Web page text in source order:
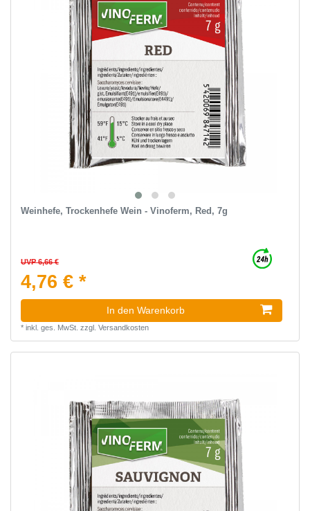
Weinhefe, Trockenhefe Wein - Vinoferm, Red, 7g
UVP 6,66 €
4,76 € *
In den Warenkorb
* inkl. ges. MwSt. zzgl. Versandkosten